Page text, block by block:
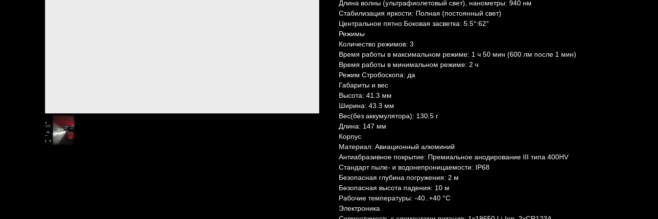
Длина волны (ультрафиолетовый свет), нанометры: 940 нм
Стабилизация яркости: Полная (постоянный свет)
Центральное пятно:Боковая засветка: 5.5°:62°
Режимы
Количество режимов: 3
Время работы в максимальном режиме: 1 ч 50 мин (600 лм после 1 мин)
Время работы в минимальном режиме: 2 ч
Режим Стробоскопа: да
Габариты и вес
Высота: 41.3 мм
Ширина: 43.3 мм
Вес(без аккумулятора): 130.5 г
Длина: 147 мм
Корпус
Материал: Авиационный алюминий
Антиабразивное покрытие: Премиальное анодирование III типа 400HV
Стандарт пыле- и водонепроницаемости: IP68
Безопасная глубина погружения: 2 м
Безопасная высота падения: 10 м
Рабочие температуры: -40..+40 °C
Электроника